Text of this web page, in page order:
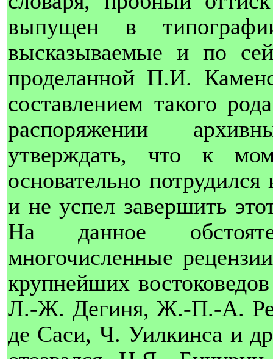
выпущен в
высказываемые и по
проделанной П.И.
составлением такого
распоряжении
утверждать, что к
основательно
и не успел завершить
На данное
многочисленные
крупнейших
Л.-Ж. Дегиня, Ж.-П.-А.
де Саси, Ч. Уилкинса и